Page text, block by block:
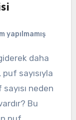
yapılmamış
sayısıyla
neden
Bu